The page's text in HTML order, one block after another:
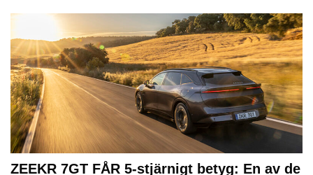
ZEEKR 7GT FÅR 5-stjärnigt betyg: En av de